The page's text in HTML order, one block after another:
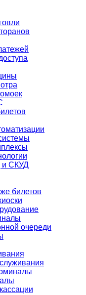
и СКУД
билетов
очереди